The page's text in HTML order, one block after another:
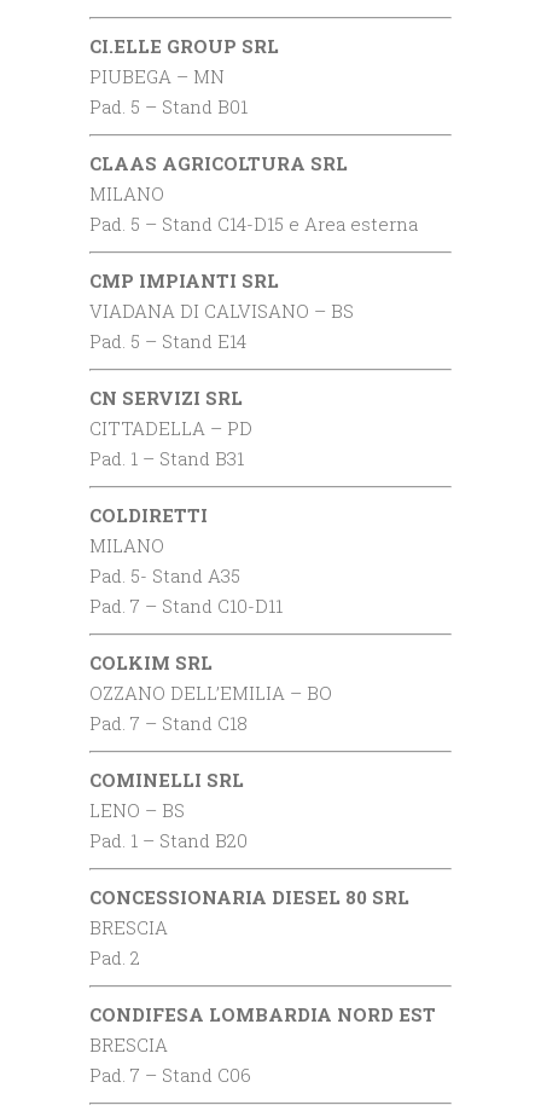
CI.ELLE GROUP SRL
PIUBEGA – MN
Pad. 5 – Stand B01
CLAAS AGRICOLTURA SRL
MILANO
Pad. 5 – Stand C14-D15 e Area esterna
CMP IMPIANTI SRL
VIADANA DI CALVISANO – BS
Pad. 5 – Stand E14
CN SERVIZI SRL
CITTADELLA – PD
Pad. 1 – Stand B31
COLDIRETTI
MILANO
Pad. 5- Stand A35
Pad. 7 – Stand C10-D11
COLKIM SRL
OZZANO DELL’EMILIA – BO
Pad. 7 – Stand C18
COMINELLI SRL
LENO – BS
Pad. 1 – Stand B20
CONCESSIONARIA DIESEL 80 SRL
BRESCIA
Pad. 2
CONDIFESA LOMBARDIA NORD EST
BRESCIA
Pad. 7 – Stand C06